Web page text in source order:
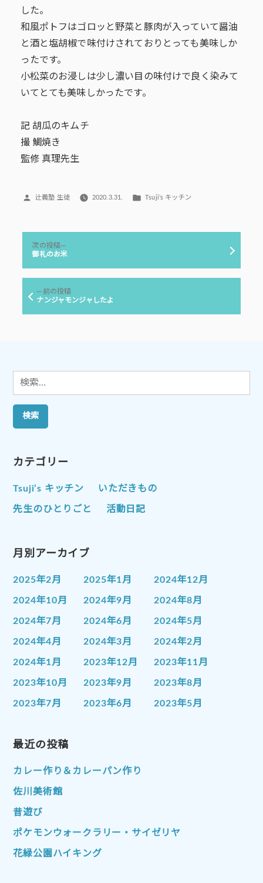
した。
和風ポトフはゴロッと野菜と豚肉が入っていて醤油
と酒と塩胡椒で味付けされておりとっても美味しか
ったです。
小松菜のお浸しは少し濃い目の味付けで良く染みて
いてとても美味しかったです。
記 胡瓜のキムチ
撮 鯛焼き
監修 真理先生
投
辻義塾 生徒 2020.3.31.
カ
リ
Tsuji’s キッチン
ナ
ー
前の投稿前
の
ナンジャモンジャしたよ
次の投稿
の
御礼のお米
検
索:
カテゴリー
Tsuji’s キッチン いただきもの
先生のひとりごと 活動日記
月別アーカイブ
2025年2月 2025年1月 2024年12月
2024年10月 2024年9月 2024年8月
2024年7月 2024年6月 2024年5月
2024年4月 2024年3月 2024年2月
2024年1月 2023年12月 2023年11月
2023年10月 2023年9月 2023年8月
2023年7月 2023年6月 2023年5月
2023年1月
2022年10月 2022年9月
2022年7月
2022年4月
2022年1月 2021年12月 2021年11月
2021年10月 2021年9月
最近の投稿
カレー作り＆カレーパン作り
佐川美術館
昔遊び
ポケモンウォークラリー・サイゼリヤ
花緑公園ハイキング